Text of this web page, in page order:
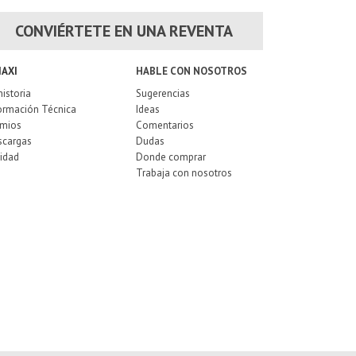
CONVIÉRTETE EN UNA REVENTA
Técnica
HABLE CON NOSOTROS
Sugerencias
Ideas
Comentarios
Dudas
Donde comprar
Trabaja con nosotros